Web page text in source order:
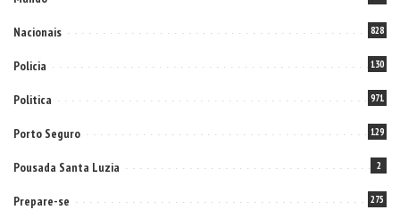
Nacionais 828
Policia 130
Politica 971
Porto Seguro 129
Pousada Santa Luzia 2
Prepare-se 275